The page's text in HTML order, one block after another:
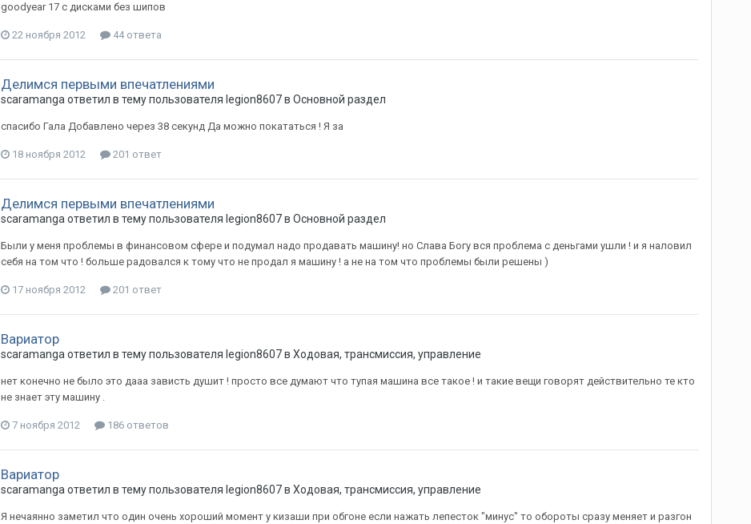
goodyear 17 c дисками без шипов
22 ноября 2012 44 ответа
Делимся первыми впечатлениями
scaramanga ответил в тему пользователя legion8607в Основной раздел
спасибо Гала Добавлено через 38 секунд Да можно покататься ! Я за
18 ноября 2012 201 ответ
Делимся первыми впечатлениями
scaramanga ответил в тему пользователя legion8607в Основной раздел
Были у меня проблемы в финансовом сфере и подумал надо продавать машину! но Слава Богу вся проблема с деньгами ушли ! и я наловил
себя на том что ! больше радовался к тому что не продал я машину ! а не на том что проблемы были решены )
17 ноября 2012 201 ответ
Вариатор
scaramanga ответил в тему пользователя legion8607в Ходовая, трансмиссия, управление
нет конечно не было это дааа зависть душит ! просто все думают что тупая машина все такое ! и такие вещи говорят действительно те кто
не знает эту машину .
7 ноября 2012 186 ответов
Вариатор
scaramanga ответил в тему пользователя legion8607в Ходовая, трансмиссия, управление
Я нечаянно заметил что один очень хороший момент у кизаши при обгоне если нажать лепесток "минус" то обороты сразу меняет и разгон